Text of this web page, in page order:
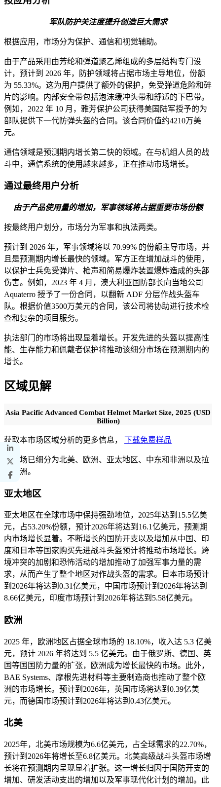
军队防护关注度提升创造巨大需求
根据应用，市场分为保护、通信和视觉辅助。
由于产品采用由芳纶和弹道聚乙烯组成的多层结构专门设
计，预计到 2026 年，防护领域将​​占据市场主导地位，份额
为 55.33%。这为用户提供了额外的保护，免受弹道危险和碎
片的影响。内部安全带包括泡沫缓冲头带和舒适的下巴带。
例如，2022 年 10 月，雅芳保护公司获得美国陆军授予的为
部队提供下一代防弹头盔的合同。该合同价值约4210万美
元。
通信领域是预测期内增长第二快的领域。在与机组人员的战
斗中，通信系统的使用越来越多，正在推动市场增长。
通过最终用户分析
由于产品使用量的增加，军事领域将占据重要市场份额
按最终用户划分，市场分为军事和执法两类。
预计到 2026 年，军事领域将以 70.99% 的份额主导市场，并
且是预测期内增长最快的领域。军方正在增加战斗的使用，
以保护士兵免受弹片、枪声和简易爆炸装置爆炸造成的头部
伤害。例如，2023 年 4 月，澳大利亚国防部长向当地公司
Aquaterro 授予了一份合同，以翻新 ADF 分层作战头盔车
队。根据价值3500万美元的合同，该公司将协助进行技术检
查和复杂的项目服务。
执法部门的市场将出现显着增长。开发先进的头盔以提高性
能、生存能力和佩戴者保护将推动该细分市场在预测期内的
增长。
区域见解
Asia Pacific Advanced Combat Helmet Market Size, 2025 (USD
Billion)
获取本市场区域分析的更多信息， 下载免费样品
该市场已细分为北美、欧洲、亚太地区、中东和非洲以及拉
丁美洲。
亚太地区
亚太地区在全球市场中保持强劲地位，2025年达到15.5亿美
元，占53.20%份额，预计2026年将达到16.1亿美元，预测期
内市场增长显着。不断增长的国防开支以及增加从中国、印
度和日本等国家购买先进战斗头盔预计将推动市场增长。跨
境冲突的加剧和恐怖活动的增加推动了加强军事力量的需
求，从而产生了整个地区对作战头盔的需求。日本市场预计
到2026年将达到0.31亿美元，中国市场预计到2026年将达到
8.66亿美元，印度市场预计到2026年将达到5.58亿美元。
欧洲
2025 年，欧洲地区占据全球市场的 18.10%，收入达 5.3 亿美
元，预计 2026 年将达到 5.5 亿美元。由于俄罗斯、德国、英
国等国国防力量的扩张，欧洲成为增长最快的市场。此外，
BAE Systems、摩根先进材料等主要制造商也推动了整个欧
洲的市场增长。预计到2026年，英国市场将达到0.39亿美
元，而德国市场预计到2026年将达到0.43亿美元。
北美
2025年，北美市场规模为6.6亿美元，占全球需求的22.70%，
预计到2026年将增长至6.8亿美元。北美高级战斗头盔市场增
长将在预测期内呈现显着扩张。这一增长归因于国防开支的
增加、研发活动支出的增加以及军事现代化计划的增加。此